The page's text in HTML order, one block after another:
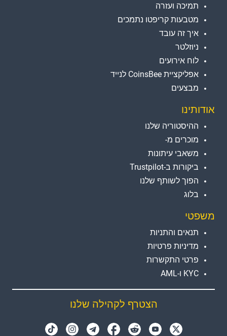
תמיכה ועזרה
מטבעות קריפטו נתמכים
איך זה עובד
ניוזלטר
לוח אירועים
אפליקציית CoinsBee לנייד
מבצעים
אודותינו
ההיסטוריה שלנו
מוכרים מ-
משאבי עיתונות
ביקורות ב-Trustpilot
הפוך לשותף שלנו
בלוג
משפטי
תנאים והתניות
מדיניות פרטיות
פרטי התקשרות
KYC ו-AML
הצטרף לקהילה שלנו